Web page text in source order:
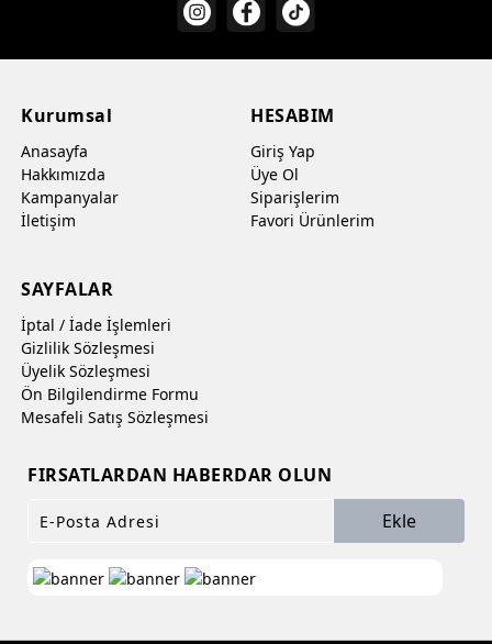
Kurumsal
Anasayfa
Hakkımızda
Kampanyalar
İletişim
HESABIM
Giriş Yap
Üye Ol
Siparişlerim
Favori Ürünlerim
SAYFALAR
İptal / İade İşlemleri
Gizlilik Sözleşmesi
Üyelik Sözleşmesi
Ön Bilgilendirme Formu
Mesafeli Satış Sözleşmesi
FIRSATLARDAN HABERDAR OLUN
Ekle